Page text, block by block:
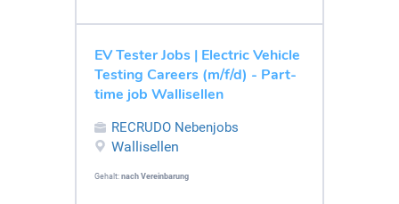
EV Tester Jobs | Electric Vehicle
Testing Careers (m/f/d) - Part-
time job Wallisellen
RECRUDO Nebenjobs
Wallisellen
Gehalt: nach Vereinbarung